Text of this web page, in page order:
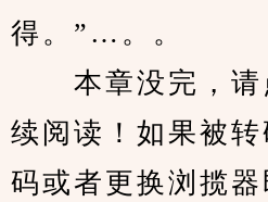
得。”…。。
本章没完，请
续阅读！如果被
码或者更换浏揽器